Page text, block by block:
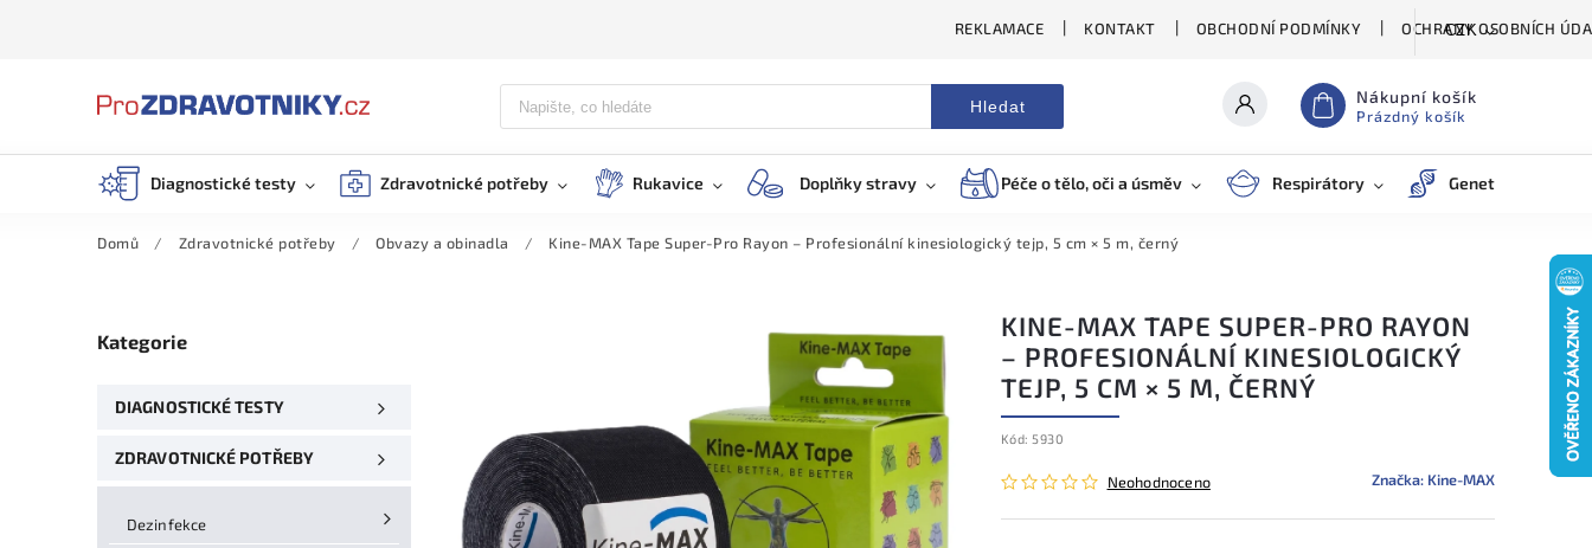
REKLAMACE KONTAKT OBCHODNÍ PODMÍNKY OCHRANY OSOBNÍCH
CZK
Hledat Nákupní košík
Prázdný košík
Diagnostické testy Zdravotnické potřeby Rukavice Doplňky stravy Péče o tělo, oči a úsměv Respirátory Genetické testy
Domů / Zdravotnické potřeby / Obvazy a obinadla / Kine-MAX Tape Super-Pro Rayon – Profesionální kinesiologický tejp, 5 cm × 5 m, černý
Kategorie
DIAGNOSTICKÉ TESTY
ZDRAVOTNICKÉ POTŘEBY
Dezinfekce
KINE-MAX TAPE SUPER-PRO RAYON
– PROFESIONÁLNÍ KINESIOLOGICKÝ
TEJP, 5 CM × 5 M, ČERNÝ
Kód: 5930
Neohodnoceno Značka: Kine-MAX